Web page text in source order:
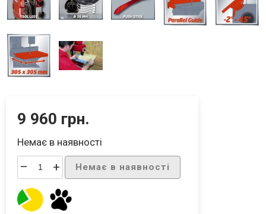
9 960 грн.
Немає в наявності
– + Немає в наявності